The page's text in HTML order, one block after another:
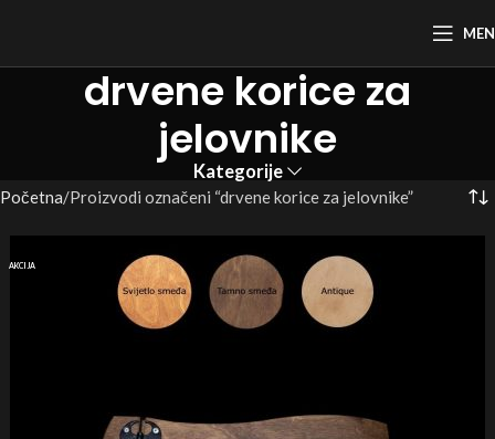
drvene korice za
jelovnike
Kategorije
Početna Proizvodi označeni “drvene korice za jelovnike”
AKCIJA